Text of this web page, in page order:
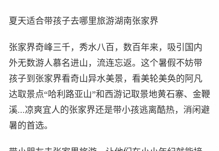
夏天适合带孩子去哪里旅游湖南张家界
张家界奇峰三千，秀水八百，数百年来，吸引国内
外无数游人慕名进山，流连忘返。这个暑假不妨带
孩子到张家界看奇山异水美景，看美轮美奂的阿凡
达取景点“哈利路亚山”和西游记取景地黄石寨、金鞭
溪...凉爽宜人的张家界还是带小孩逃离酷热，消闲避
暑的首选。